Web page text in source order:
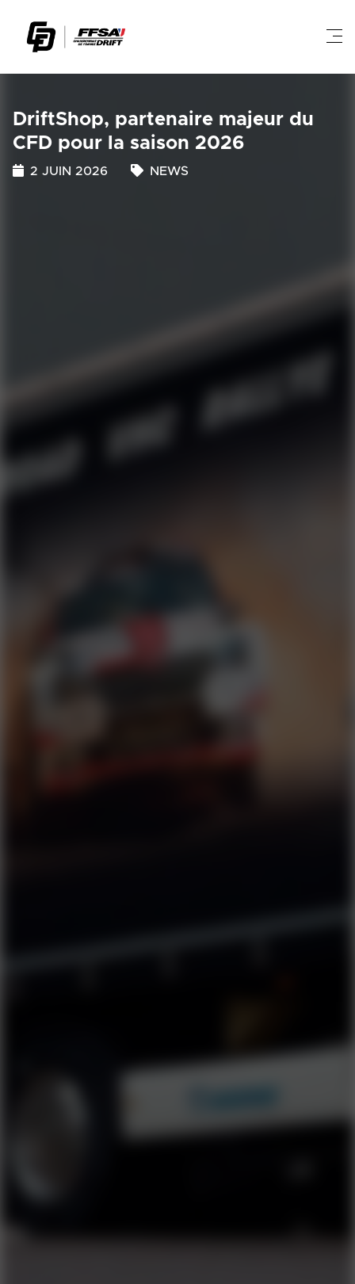
DriftShop, partenaire majeur du
CFD pour la saison 2026
2 JUIN 2026 NEWS